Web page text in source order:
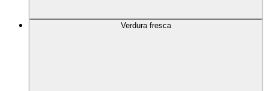
Verdura fresca